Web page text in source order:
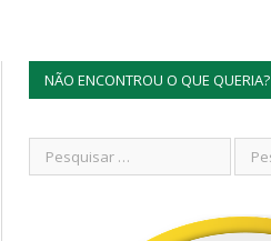
NÃO ENCONTROU O QUE QUERIA?